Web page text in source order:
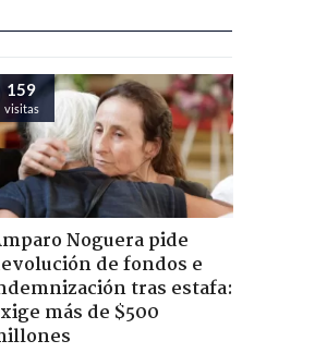
159
visitas
Noguera pide
de fondos e
tras estafa:
más de $500